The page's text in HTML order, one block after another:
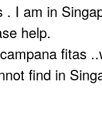
I am in
help.
fitas
find in